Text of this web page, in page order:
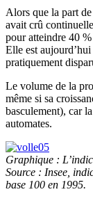
Alors que la part
avait crû
pour atteindre 40
Elle est
pratiquement
Le volume de la
même si sa
basculement), car
automates.
Graphique :
Source : Insee,
base 100 en 1995.